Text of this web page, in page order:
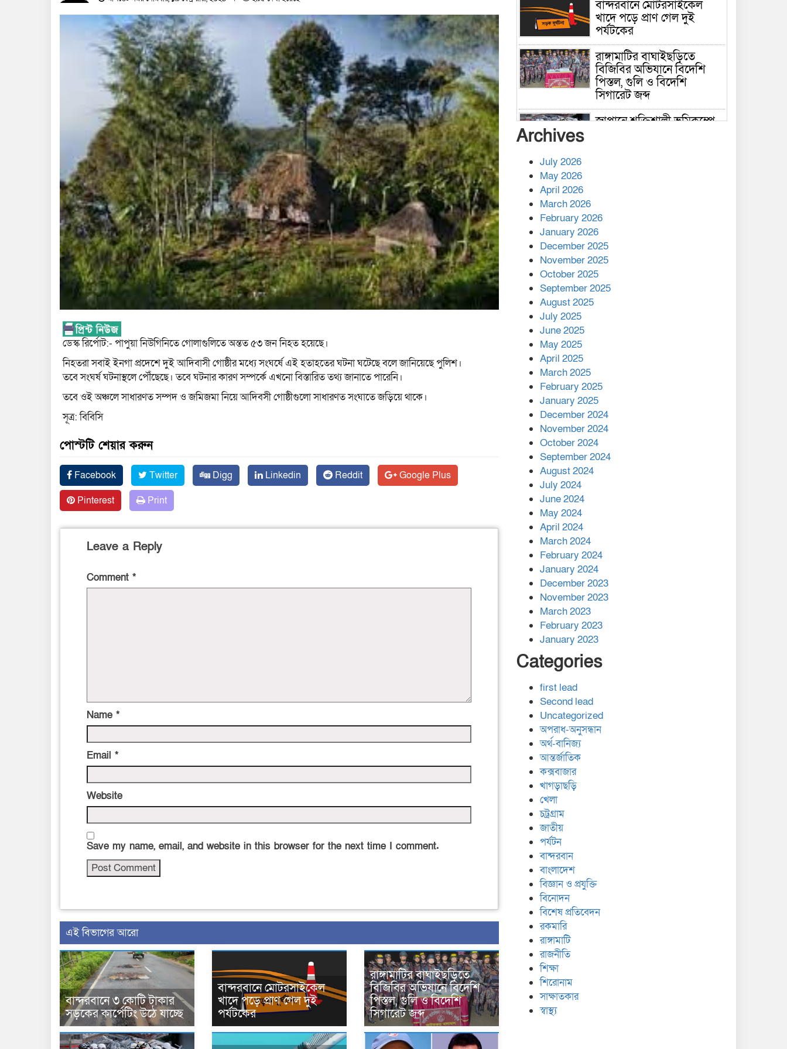
ডেস্ক রির্পোট:- পাপুয়া নিউগিনিতে গোলাগুলিতে অন্তত ৫৩ জন নিহত হয়েছে।
নিহতরা সবাই ইনগা প্রদেশে দুই আদিবাসী গোষ্ঠীর মধ্যে সংঘর্ষে এই হতাহতের ঘটনা ঘটেছে বলে জানিয়েছে পুলিশ।
তবে সংঘর্ষ ঘটনাস্থলে পৌঁছেছে। তবে ঘটনার কারণ সম্পর্কে এখনো বিস্তারিত তথ্য জানাতে পারেনি।
তবে ওই অঞ্চলে সাধারণত সম্পদ ও জমিজমা নিয়ে আদিবসী গোষ্ঠীগুলো সাধারণত সংঘাতে জড়িয়ে থাকে।
সূত্র: বিবিসি
পোস্টটি শেয়ার করুন
Facebook Twitter Digg Linkedin Reddit
Google Plus
Pinterest
Print
Leave a Reply
Comment *
Name *
Email *
Website
Save my name, email, and website in this browser for the next time I comment.
এই বিভাগের আরো
বান্দরবানে ৩ কোটি টাকার
সড়কের কার্পেটিং উঠে যাচ্ছে
বান্দরবানে মোটরসাইকেল
খাদে পড়ে প্রাণ গেল দুই
পর্যটকের
রাঙ্গামাটির বাঘাইছড়িতে
বিজিবির অভিযানে বিদেশি
পিস্তল, গুলি ও বিদেশি
সিগারেট জব্দ
বান্দরবানে মোটরসাইকেল
খাদে পড়ে প্রাণ গেল দুই
পর্যটকের
রাঙ্গামাটির বাঘাইছড়িতে
বিজিবির অভিযানে বিদেশি
পিস্তল, গুলি ও বিদেশি
সিগারেট জব্দ
জাপানে শক্তিশালী ভূমিকম্পে
কাপ্তাই প্রেস ক্লাবের সভাপতি
মাহফুজ, সম্পাদক রিপন মারমা
নির্বাচিত
মালয়েশিয়ার প্রধানমন্ত্রীকে চিঠি
দেয়ার পর ফোন তারেক
রহমানের,গ্যাস সঙ্কট
মোকাবিলায় সহায়তার আশ্বাস
এক বিলিয়ন ডলার বিনিয়োগ
হবে আনোয়ারায়
বান্দরবানে বন্যায় ক্ষতিগ্রস্তদের
মাঝে সহায়তা দিলেন সাচিং প্রু
জেরী
Archives
July 2026
May 2026
April 2026
March 2026
February 2026
January 2026
December 2025
November 2025
October 2025
September 2025
August 2025
July 2025
June 2025
May 2025
April 2025
March 2025
February 2025
January 2025
December 2024
November 2024
October 2024
September 2024
August 2024
July 2024
June 2024
May 2024
April 2024
March 2024
February 2024
January 2024
December 2023
November 2023
March 2023
February 2023
January 2023
Categories
first lead
Second lead
Uncategorized
অপরাধ-অনুসন্ধান
অর্থ-বানিজ্য
আন্তর্জাতিক
কক্সবাজার
খাগড়াছড়ি
খেলা
চট্রগ্রাম
জাতীয়
পর্যটন
বান্দরবান
বাংলাদেশ
বিজ্ঞান ও প্রযুক্তি
বিনোদন
বিশেষ প্রতিবেদন
রকমারি
রাঙ্গামাটি
রাজনীতি
শিক্ষা
শিরোনাম
সাক্ষাতকার
স্বাস্থ্য